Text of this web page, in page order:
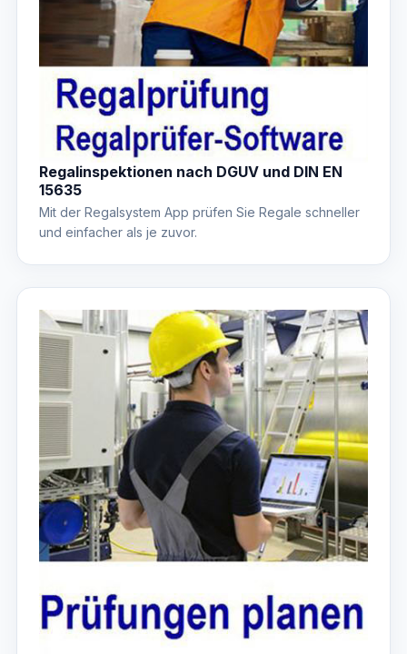
Regalinspektionen nach DGUV und DIN EN
15635
Mit der Regalsystem App prüfen Sie Regale schneller
und einfacher als je zuvor.